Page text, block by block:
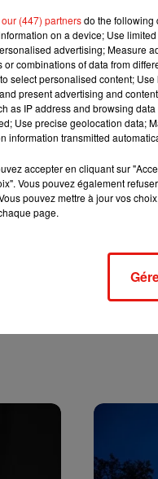
dans leurs
homme a refusé
puis la D 906.
avant de percuter un
mort dès l'arrivée
place, précise Le
Blessé au bras,
our (447) partnersdo the following
on a device; Use
advertising; Measure
or combinations of data from
select personalised content;
present advertising and
as IP address and browsing
Use precise geolocation data;
information transmitted
accepter en cliquant sur
Vous pouvez également
pouvez mettre à jour vos
page.